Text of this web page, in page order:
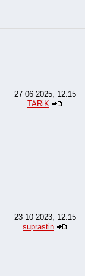
27 06 2025, 12:15
TARiK
23 10 2023, 12:15
suprastin